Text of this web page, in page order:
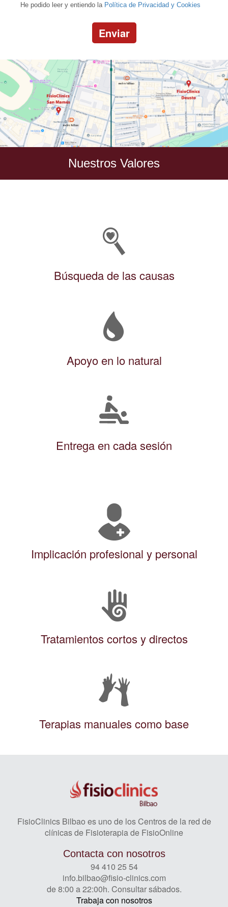
He podido leer y entiendo la Política de Privacidad y Cookies
Enviar
Nuestros Valores
Búsqueda de las causas
Apoyo en lo natural
Entrega en cada sesión
Implicación profesional y personal
Tratamientos cortos y directos
Terapias manuales como base
FisioClinics Bilbao es uno de los Centros de la red de
clínicas de Fisioterapia de FisioOnline
Contacta con nosotros
94 410 25 54
info.bilbao@fisio-clinics.com
de 8:00 a 22:00h. Consultar sábados.
Trabaja con nosotros